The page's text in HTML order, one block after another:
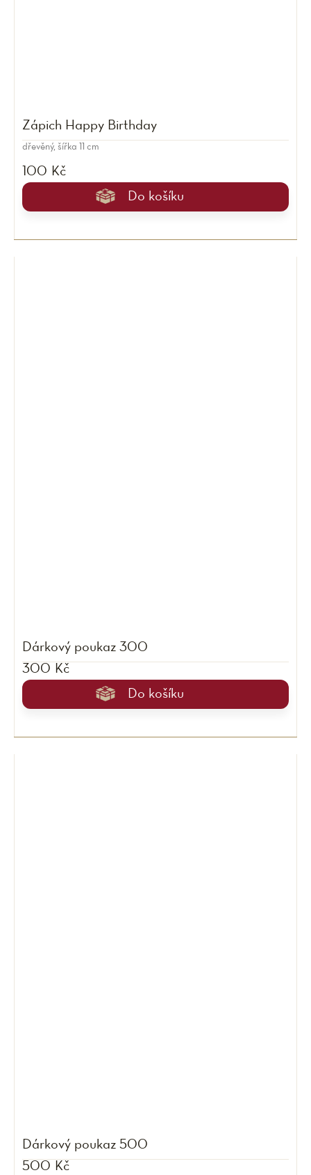
Zápich Happy Birthday
100 Kč
Do košíku
dřevěný, šířka 11 cm
Dárkový poukaz 300
300 Kč
Do košíku
Dárkový poukaz 500
500 Kč